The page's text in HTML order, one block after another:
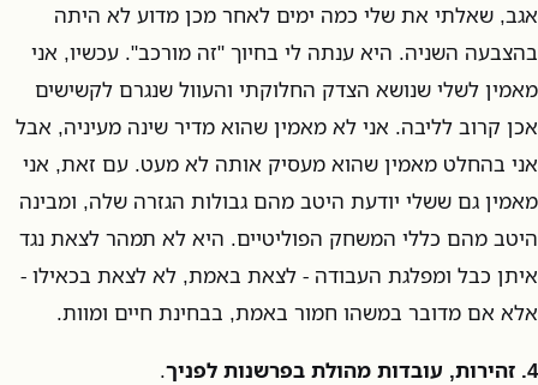
אגב, שאלתי את שלי כמה ימים לאחר מכן מדוע לא היתה
בהצבעה השניה. היא ענתה לי בחיוך "זה מורכב". עכשיו, אני
מאמין לשלי שנושא הצדק החלוקתי והעוול שנגרם לקשישים
אכן קרוב לליבה. אני לא מאמין שהוא מדיר שינה מעיניה, אבל
אני בהחלט מאמין שהוא מעסיק אותה לא מעט. עם זאת, אני
מאמין גם ששלי יודעת היטב מהם גבולות הגזרה שלה, ומבינה
היטב מהם כללי המשחק הפוליטיים. היא לא תמהר לצאת נגד
איתן כבל ומפלגת העבודה - לצאת באמת, לא לצאת בכאילו -
אלא אם מדובר במשהו חמור באמת, בבחינת חיים ומוות.
4. זהירות, עובדות מהולת בפרשנות לפניך.